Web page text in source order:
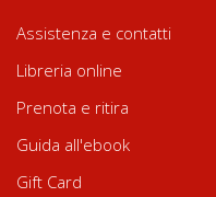
Assistenza e contatti
Libreria online
Prenota e ritira
Guida all'ebook
Gift Card